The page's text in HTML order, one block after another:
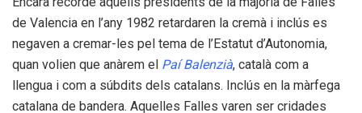
de Valencia en l’any 1982 retardaren la cremà i inclús es
negaven a cremar-les pel tema de l’Estatut d’Autonomia,
quan volien que anàrem el Paí Balenzià, català com a
llengua i com a súbdits dels catalans. Inclús en la màrfega
catalana de bandera. Aquelles Falles varen ser cridades